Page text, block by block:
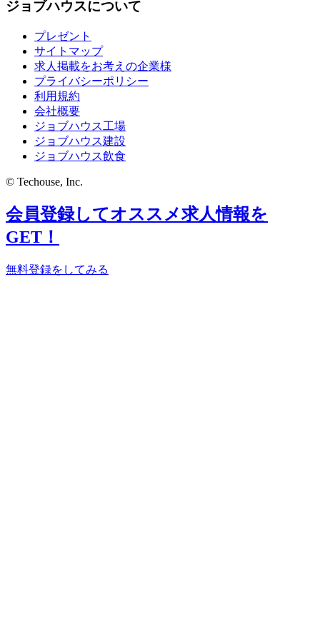
ジョブハウスについて
プレゼント
サイトマップ
求人掲載をお考えの企業様
プライバシーポリシー
利用規約
会社概要
ジョブハウス工場
ジョブハウス建設
ジョブハウス飲食
© Techouse, Inc.
会員登録してオススメ求人情報を
GET！
無料登録をしてみる